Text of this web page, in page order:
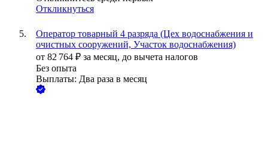
Откликнуться
Оператор товарный 4 разряда (Цех водоснабжения и
очистных сооружений, Участок водоснабжения)
от 82 764 ₽ за месяц, до вычета налогов
Без опыта
Выплаты: Два раза в месяц